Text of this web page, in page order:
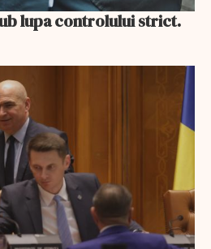
lupa controlului strict.